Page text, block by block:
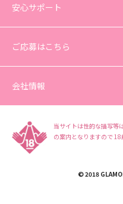
安心サポート
ご応募はこちら
会社情報
当サイトは性的な描写等
の案内となりますので 18
© 2018